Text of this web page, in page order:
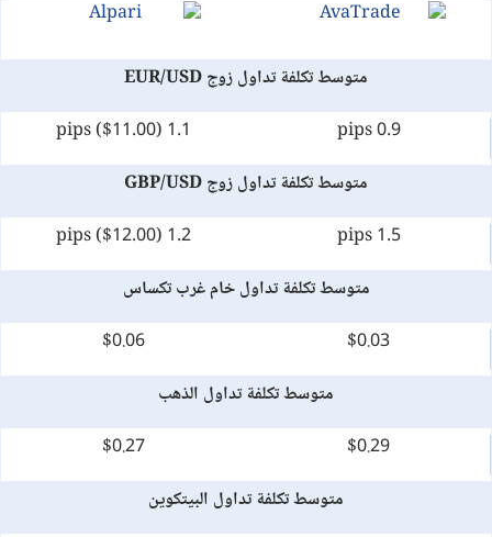
متوسط تكلفة تداول زوج EUR/USD
0.9 pips
1.1 pips ($11.00)
متوسط تكلفة تداول زوج GBP/USD
1.5 pips
1.2 pips ($12.00)
متوسط تكلفة تداول خام غرب تكساس
$0.03
$0.06
متوسط تكلفة تداول الذهب
$0.29
$0.27
متوسط تكلفة تداول البيتكوين